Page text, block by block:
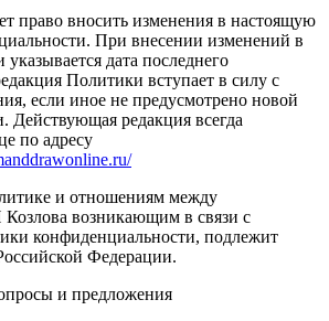
право вносить изменения в настоящую
При внесении изменений в
дата последнего
Политики вступает в силу с
если иное не предусмотрено новой
Действующая редакция всегда
по адресу
и отношениям между
возникающим в связи с
конфиденциальности, подлежит
Федерации.
и предложения